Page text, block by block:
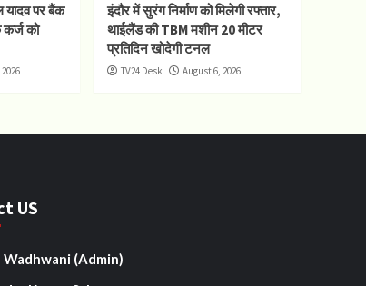
यादव पर बैंक
कर्ज को
इंदौर में सुरंग निर्माण को मिलेगी रफ्तार,
थाईलैंड की TBM मशीन 20 मीटर
प्रतिदिन खोदेगी टनल
TV24 Desk August 6, 2026
US
(Admin)